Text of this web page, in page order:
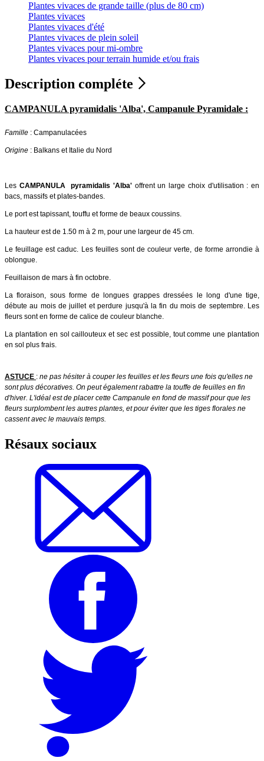
Plantes vivaces de grande taille (plus de 80 cm)
Plantes vivaces
Plantes vivaces d'été
Plantes vivaces de plein soleil
Plantes vivaces pour mi-ombre
Plantes vivaces pour terrain humide et/ou frais
Description compléte
CAMPANULA pyramidalis 'Alba', Campanule Pyramidale :
Famille : Campanulacées
Origine : Balkans et Italie du Nord
Les CAMPANULA pyramidalis 'Alba' offrent un large choix d'utilisation : en
bacs, massifs et plates-bandes.
Le port est tapissant, touffu et forme de beaux coussins.
La hauteur est de 1.50 m à 2 m, pour une largeur de 45 cm.
Le feuillage est caduc. Les feuilles sont de couleur verte, de forme arrondie à
oblongue.
Feuillaison de mars à fin octobre.
La floraison, sous forme de longues grappes dressées le long d'une tige,
débute au mois de juillet et perdure jusqu'à la fin du mois de septembre. Les
fleurs sont en forme de calice de couleur blanche.
La plantation en sol caillouteux et sec est possible, tout comme une plantation
en sol plus frais.
ASTUCE : ne pas hésiter à couper les feuilles et les fleurs une fois qu'elles ne
sont plus décoratives. On peut également rabattre la touffe de feuilles en fin
d'hiver. L'idéal est de placer cette Campanule en fond de massif pour que les
fleurs surplombent les autres plantes, et pour éviter que les tiges florales ne
cassent avec le mauvais temps.
Résaux sociaux